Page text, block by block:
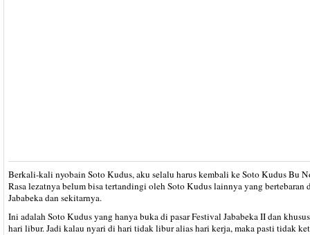
Berkali-kali nyobain Soto Kudus, aku selalu harus kembali ke Soto Kudus Bu
Rasa lezatnya belum bisa tertandingi oleh Soto Kudus lainnya yang bertebaran
Jababeka dan sekitarnya.
Ini adalah Soto Kudus yang hanya buka di pasar Festival Jababeka II dan
hari libur. Jadi kalau nyari di hari tidak libur alias hari kerja, maka pasti tidak